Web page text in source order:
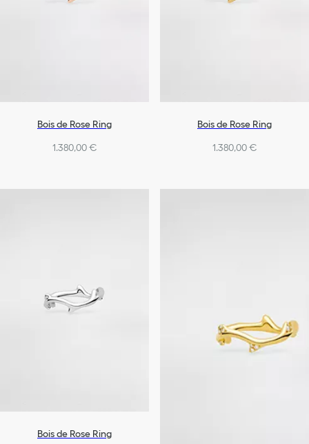
Bois de Rose Ring
1.380,00 €
Bois de Rose Ring
1.380,00 €
Bois de Rose Ring